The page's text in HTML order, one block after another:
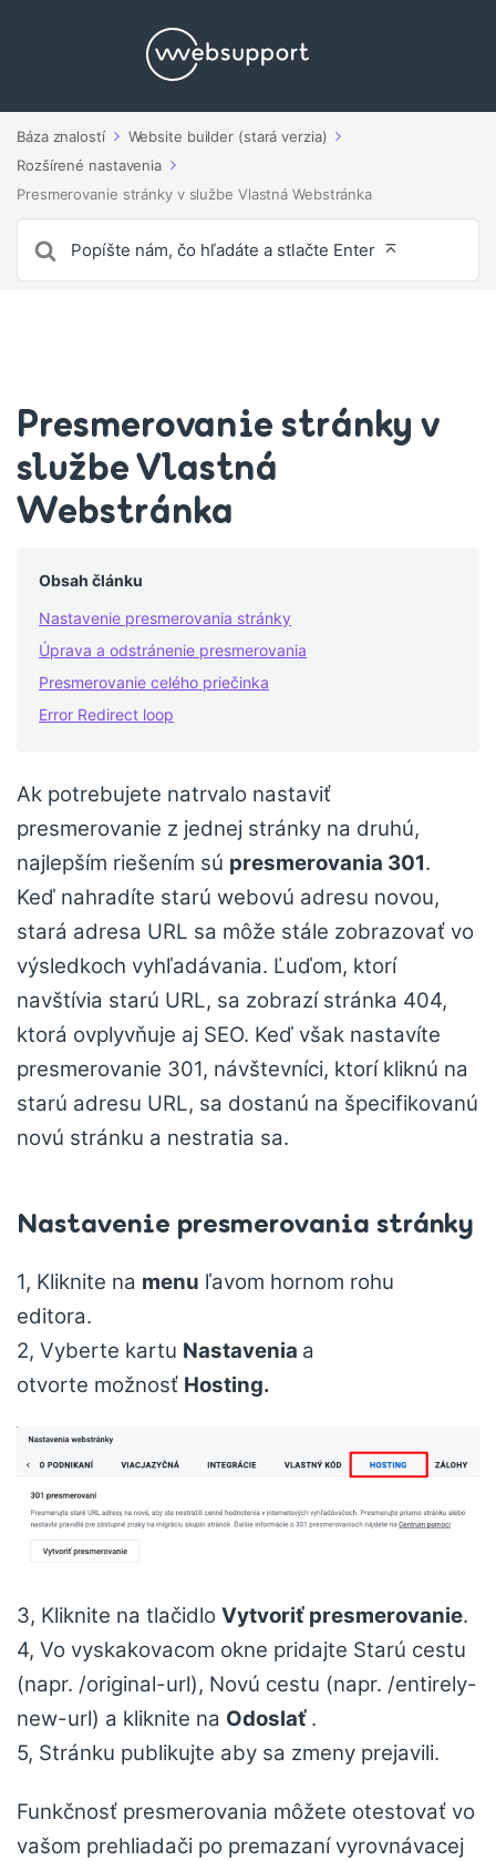
Báza znalostí
Website builder (stará verzia)
Rozšírené nastavenia
Presmerovanie stránky v službe Vlastná Webstránka
pre
Presmerovanie stránky v
službe Vlastná
Webstránka
Obsah článku
Nastavenie presmerovania stránky
Úprava a odstránenie presmerovania
Presmerovanie celého priečinka
Error Redirect loop
Ak potrebujete natrvalo nastaviť
presmerovanie z jednej stránky na druhú,
najlepším riešením sú presmerovania 301.
Keď nahradíte starú webovú adresu novou,
stará adresa URL sa môže stále zobrazovať vo
výsledkoch vyhľadávania. Ľuďom, ktorí
navštívia starú URL, sa zobrazí stránka 404,
ktorá ovplyvňuje aj SEO. Keď však nastavíte
presmerovanie 301, návštevníci, ktorí kliknú na
starú adresu URL, sa dostanú na špecifikovanú
novú stránku a nestratia sa.
Nastavenie presmerovania stránky
1, Kliknite na menu ľavom hornom rohu
editora.
2, Vyberte kartu Nastavenia a
otvorte možnosť Hosting.
3, Kliknite na tlačidlo Vytvoriť presmerovanie.
4, Vo vyskakovacom okne pridajte Starú cestu
(napr. /original-url), Novú cestu (napr. /entirely-
new-url) a kliknite na Odoslať .
5, Stránku publikujte aby sa zmeny prejavili.
Funkčnosť presmerovania môžete otestovať vo
vašom prehliadači po premazaní vyrovnávacej